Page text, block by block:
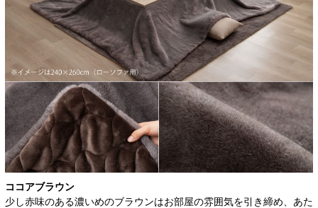
ココアブラウン
少し赤味のある濃いめのブラウンはお部屋の雰囲気を引き締め、あた